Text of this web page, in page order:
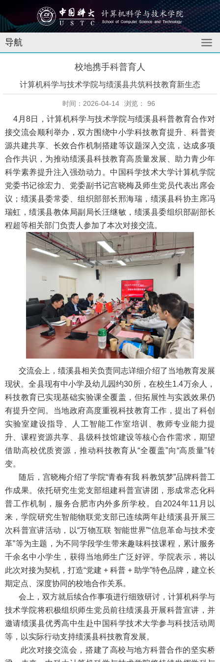
导航
校地携手科普育人
计算机科学与技术学院与绩溪县共筑科技教育新生态
时间：2026-04-14 浏览： 96
4月8日，计算机科学与技术学院与绩溪县科普教育合作对
接交流会顺利举办，双方围绕中小学科技教育提升、科普资
源共建共享、长效合作机制搭建等议题深入交流，达成多项
合作共识，为推动绩溪县科技教育高质量发展、助力青少年
科学素养提升注入强劲动力。中国科学技术大学计算机学院
党委书记徐宏力、党委副书记宫晓梅及师生党员代表出席会
议；绩溪县委常委、组织部部长邢海瑞，绩溪县科协主席冯
瑞虹，绩溪县教体局副局长汪继敏，绩溪县委组织部副部长
程超等相关部门负责人参加了本次对接交流。
交流会上，绩溪县相关负责同志详细介绍了当地教育发展
现状。全县现有中小学及幼儿园约30所，在校生1.4万余人，
科技教育已实现基础实验课全覆盖，但拓展性与实践效果仍
有提升空间。当地政府高度重视科技教育工作，提出了科创
实验室建设指导、人工智能工作室培训、教师专业能力提
升、课程资源共享、县级科技馆建设等核心合作需求，期望
借助高校优质资源，推动科技教育从“全覆盖”向“高质量”转
变。
随后，宫晓梅介绍了学院“青春有我 科教筑梦”品牌科普工
作成果。依托研究生党支部组建科普宣讲团，形成常态化科
普工作机制，服务合肥市内外多所学校。自2024年11月以
来，学院研究生智能物联党支部已连续两年赴绩溪县开展三
次科普宣讲活动，以“万物互联 智能世界”“信息革命与技术变
革”等为主题，为不同学段学生带来趣味科技课程，累计服务
千余名中小学生，获得当地师生广泛好评。学院表示，将以
此次对接为契机，打造“党建 + 科普 + 助学”特色品牌，建立长
期定点、深度协同的校地合作关系。
会上，双方就后续合作事项进行细致研讨，计算机科学与
技术学院将积极组织师生党员前往绩溪县开展科普宣讲，并
邀请绩溪县优秀高中生赴中国科学技术大学参与科技活动周
等，以实际行动支持绩溪县科技教育发展。
此次对接交流会，搭建了高校与地方科普合作的坚实桥